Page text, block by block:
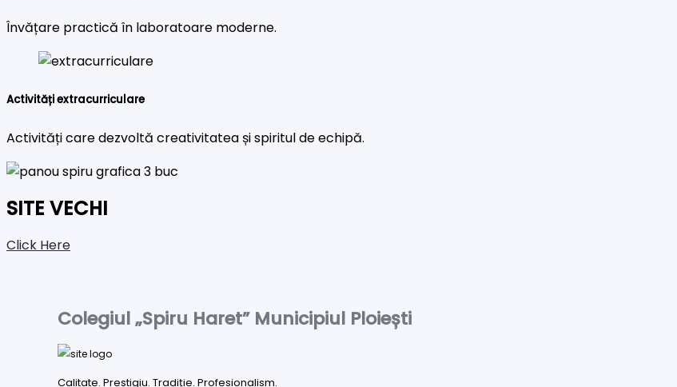
Învățare practică în laboratoare moderne.
Activități extracurriculare
Activități care dezvoltă creativitatea și spiritul de echipă.
SITE VECHI
Click Here
Colegiul „Spiru Haret” Municipiul Ploiești
Calitate. Prestigiu. Tradiție. Profesionalism.